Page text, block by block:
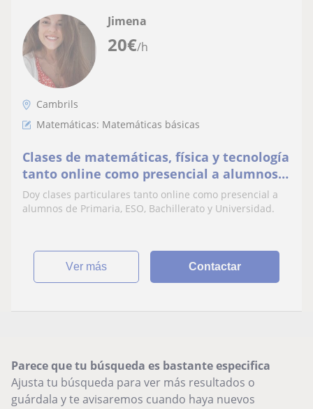
20€/h
Jimena
Cambrils
Matemáticas: Matemáticas básicas
Clases de matemáticas, física y tecnología
tanto online como presencial a alumnos
de Primaria, ESO, Bachillerato y
Universidad
Doy clases particulares tanto online como presencial a
alumnos de Primaria, ESO, Bachillerato y Universidad.
ver más Contactar
Parece que tu búsqueda es bastante especifica
Ajusta tu búsqueda para ver más resultados o
guárdala y te avisaremos cuando haya nuevos